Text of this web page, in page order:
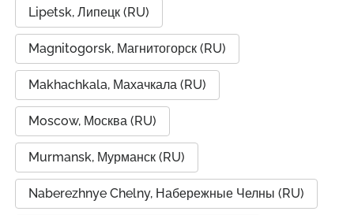
Lipetsk, Липецк (RU)
Magnitogorsk, Магнитогорск (RU)
Makhachkala, Махачкала (RU)
Moscow, Москва (RU)
Murmansk, Мурманск (RU)
Naberezhnye Chelny, Набережные Челны (RU)